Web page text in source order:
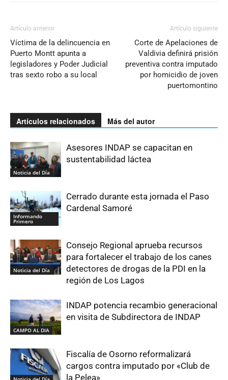
Artículo anterior
Víctima de la delincuencia en
Puerto Montt apunta a
legisladores y Poder Judicial
tras sexto robo a su local
Artículo siguiente
Corte de Apelaciones de
Valdivia definirá prisión
preventiva contra imputado
por homicidio de joven
puertomontino
Artículos relacionados Más del autor
Noticia del Día
Asesores INDAP se capacitan en
sustentabilidad láctea
Informando
Primero
Cerrado durante esta jornada el Paso
Cardenal Samoré
Noticia del Día
Consejo Regional aprueba recursos
para fortalecer el trabajo de los canes
detectores de drogas de la PDI en la
región de Los Lagos
CAMPO AL DIA
INDAP potencia recambio generacional
en visita de Subdirectora de INDAP
Fiscalía de Osorno reformalizará
cargos contra imputado por «Club de
la Pelea»